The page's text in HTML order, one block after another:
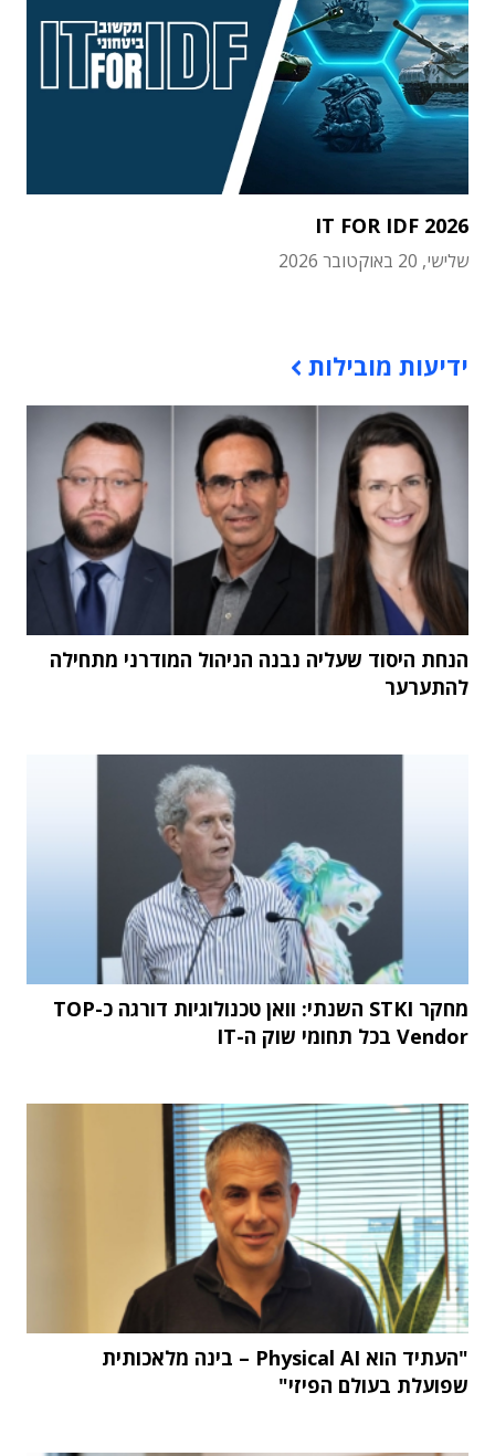
IT FOR IDF 2026
שלישי, 20 באוקטובר 2026
ידיעות מובילות
הנחת היסוד שעליה נבנה הניהול המודרני מתחילה
להתערער
מחקר STKI השנתי: וואן טכנולוגיות דורגה כ-TOP
Vendor בכל תחומי שוק ה-IT
"העתיד הוא Physical AI – בינה מלאכותית
שפועלת בעולם הפיזי"